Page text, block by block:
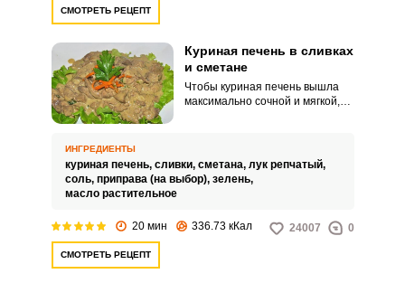
СМОТРЕТЬ РЕЦЕПТ
Куриная печень в сливках
и сметане
Чтобы куриная печень вышла
максимально сочной и мягкой,
порадует быстрым и простым
приготовлением.
ИНГРЕДИЕНТЫ
куриная печень, сливки, сметана, лук репчатый,
соль, приправа (на выбор), зелень,
масло растительное
20 мин 336.73 кКал 24007 0
СМОТРЕТЬ РЕЦЕПТ